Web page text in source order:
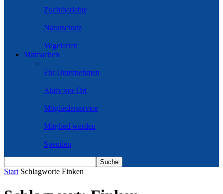
Zuchtberichte
Naturschutz
Vogelarten
Mitmachen
Für Unternehmen
Aktiv vor Ort
Mitgliederservice
Mitglied werden
Spenden
Start Schlagworte Finken